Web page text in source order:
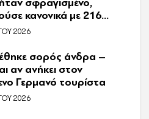
κανονικά με 216
Συνελήφθη η
2026
σορός άνδρα –
αν ανήκει στον
Γερμανό τουρίστα
2026